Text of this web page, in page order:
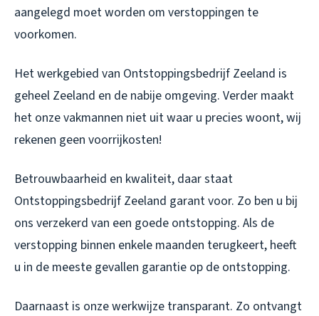
aangelegd moet worden om verstoppingen te
voorkomen.
Het werkgebied van Ontstoppingsbedrijf Zeeland is
geheel Zeeland en de nabije omgeving. Verder maakt
het onze vakmannen niet uit waar u precies woont, wij
rekenen geen voorrijkosten!
Betrouwbaarheid en kwaliteit, daar staat
Ontstoppingsbedrijf Zeeland garant voor. Zo ben u bij
ons verzekerd van een goede ontstopping. Als de
verstopping binnen enkele maanden terugkeert, heeft
u in de meeste gevallen garantie op de ontstopping.
Daarnaast is onze werkwijze transparant. Zo ontvangt